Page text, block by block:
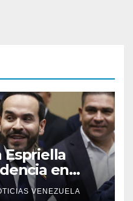
Espriella
en
VENEZUELA